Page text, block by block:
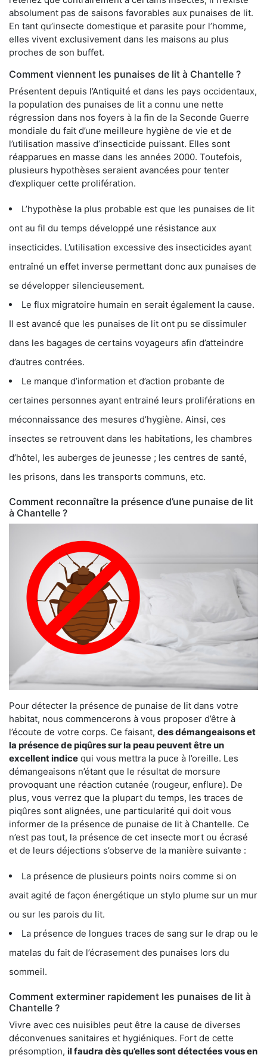
absolument pas de saisons favorables aux punaises de lit.
En tant qu’insecte domestique et parasite pour l’homme,
elles vivent exclusivement dans les maisons au plus
proches de son buffet.
Comment viennent les punaises de lit à Chantelle ?
Présentent depuis l’Antiquité et dans les pays occidentaux,
la population des punaises de lit a connu une nette
régression dans nos foyers à la fin de la Seconde Guerre
mondiale du fait d’une meilleure hygiène de vie et de
l’utilisation massive d’insecticide puissant. Elles sont
réapparues en masse dans les années 2000. Toutefois,
plusieurs hypothèses seraient avancées pour tenter
d’expliquer cette prolifération.
L’hypothèse la plus probable est que les punaises de lit
ont au fil du temps développé une résistance aux
insecticides. L’utilisation excessive des insecticides ayant
entraîné un effet inverse permettant donc aux punaises de
se développer silencieusement.
Le flux migratoire humain en serait également la cause.
Il est avancé que les punaises de lit ont pu se dissimuler
dans les bagages de certains voyageurs afin d’atteindre
d’autres contrées.
Le manque d’information et d’action probante de
certaines personnes ayant entrainé leurs proliférations en
méconnaissance des mesures d’hygiène. Ainsi, ces
insectes se retrouvent dans les habitations, les chambres
d’hôtel, les auberges de jeunesse ; les centres de santé,
les prisons, dans les transports communs, etc.
Comment reconnaître la présence d’une punaise de lit
à Chantelle ?
Pour détecter la présence de punaise de lit dans votre
habitat, nous commencerons à vous proposer d’être à
l’écoute de votre corps. Ce faisant, des démangeaisons et
la présence de piqûres sur la peau peuvent être un
excellent indice qui vous mettra la puce à l’oreille. Les
démangeaisons n’étant que le résultat de morsure
provoquant une réaction cutanée (rougeur, enflure). De
plus, vous verrez que la plupart du temps, les traces de
piqûres sont alignées, une particularité qui doit vous
informer de la présence de punaise de lit à Chantelle. Ce
n’est pas tout, la présence de cet insecte mort ou écrasé
et de leurs déjections s’observe de la manière suivante :
La présence de plusieurs points noirs comme si on
avait agité de façon énergétique un stylo plume sur un mur
ou sur les parois du lit.
La présence de longues traces de sang sur le drap ou le
matelas du fait de l’écrasement des punaises lors du
sommeil.
Comment exterminer rapidement les punaises de lit à
Chantelle ?
Vivre avec ces nuisibles peut être la cause de diverses
déconvenues sanitaires et hygiéniques. Fort de cette
présomption, il faudra dès qu’elles sont détectées vous en